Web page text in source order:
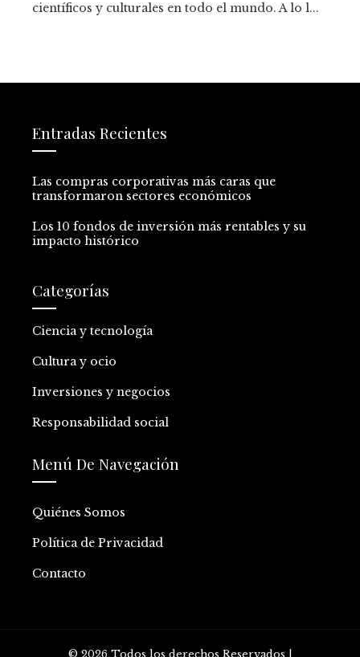
científicos y culturales en todo el mundo. A lo l...
Entradas Recientes
Las compras corporativas más caras que
transformaron sectores económicos
Los 10 fondos de inversión más rentables y su
impacto histórico
Categorías
Ciencia y tecnología
Cultura y ocio
Inversiones y negocios
Responsabilidad social
Menú De Navegación
Quiénes Somos
Política de Privacidad
Contacto
© 2026 Todos los derechos Reservados |